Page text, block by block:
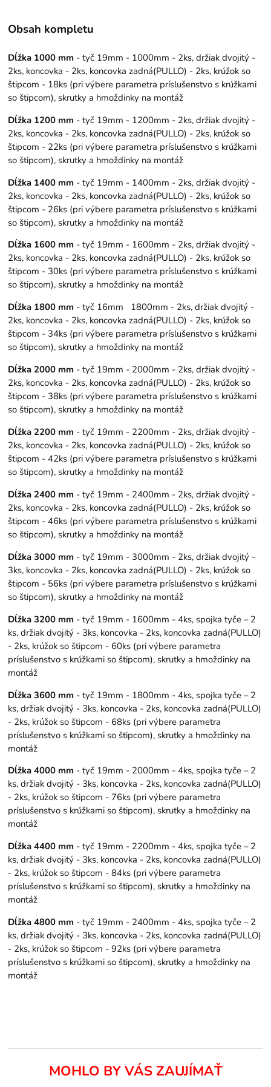
Obsah kompletu
Dĺžka 1000 mm - tyč 19mm - 1000mm - 2ks, držiak dvojitý -
2ks, koncovka - 2ks, koncovka zadná(PULLO) - 2ks, krúžok so
štipcom - 18ks (pri výbere parametra príslušenstvo s krúžkami
so štipcom), skrutky a hmoždinky na montáž
Dĺžka 1200 mm - tyč 19mm - 1200mm - 2ks, držiak dvojitý -
2ks, koncovka - 2ks, koncovka zadná(PULLO) - 2ks, krúžok so
štipcom - 22ks (pri výbere parametra príslušenstvo s krúžkami
so štipcom), skrutky a hmoždinky na montáž
Dĺžka 1400 mm - tyč 19mm - 1400mm - 2ks, držiak dvojitý -
2ks, koncovka - 2ks, koncovka zadná(PULLO) - 2ks, krúžok so
štipcom - 26ks (pri výbere parametra príslušenstvo s krúžkami
so štipcom), skrutky a hmoždinky na montáž
Dĺžka 1600 mm - tyč 19mm - 1600mm - 2ks, držiak dvojitý -
2ks, koncovka - 2ks, koncovka zadná(PULLO) - 2ks, krúžok so
štipcom - 30ks (pri výbere parametra príslušenstvo s krúžkami
so štipcom), skrutky a hmoždinky na montáž
Dĺžka 1800 mm - tyč 16mm 1800mm - 2ks, držiak dvojitý -
2ks, koncovka - 2ks, koncovka zadná(PULLO) - 2ks, krúžok so
štipcom - 34ks (pri výbere parametra príslušenstvo s krúžkami
so štipcom), skrutky a hmoždinky na montáž
Dĺžka 2000 mm - tyč 19mm - 2000mm - 2ks, držiak dvojitý -
2ks, koncovka - 2ks, koncovka zadná(PULLO) - 2ks, krúžok so
štipcom - 38ks (pri výbere parametra príslušenstvo s krúžkami
so štipcom), skrutky a hmoždinky na montáž
Dĺžka 2200 mm - tyč 19mm - 2200mm - 2ks, držiak dvojitý -
2ks, koncovka - 2ks, koncovka zadná(PULLO) - 2ks, krúžok so
štipcom - 42ks (pri výbere parametra príslušenstvo s krúžkami
so štipcom), skrutky a hmoždinky na montáž
Dĺžka 2400 mm - tyč 19mm - 2400mm - 2ks, držiak dvojitý -
2ks, koncovka - 2ks, koncovka zadná(PULLO) - 2ks, krúžok so
štipcom - 46ks (pri výbere parametra príslušenstvo s krúžkami
so štipcom), skrutky a hmoždinky na montáž
Dĺžka 3000 mm - tyč 19mm - 3000mm - 2ks, držiak dvojitý -
3ks, koncovka - 2ks, koncovka zadná(PULLO) - 2ks, krúžok so
štipcom - 56ks (pri výbere parametra príslušenstvo s krúžkami
so štipcom), skrutky a hmoždinky na montáž
Dĺžka 3200 mm - tyč 19mm - 1600mm - 4ks, spojka tyče – 2
ks, držiak dvojitý - 3ks, koncovka - 2ks, koncovka zadná(PULLO)
- 2ks, krúžok so štipcom - 60ks (pri výbere parametra
príslušenstvo s krúžkami so štipcom), skrutky a hmoždinky na
montáž
Dĺžka 3600 mm - tyč 19mm - 1800mm - 4ks, spojka tyče – 2
ks, držiak dvojitý - 3ks, koncovka - 2ks, koncovka zadná(PULLO)
- 2ks, krúžok so štipcom - 68ks (pri výbere parametra
príslušenstvo s krúžkami so štipcom), skrutky a hmoždinky na
montáž
Dĺžka 4000 mm - tyč 19mm - 2000mm - 4ks, spojka tyče – 2
ks, držiak dvojitý - 3ks, koncovka - 2ks, koncovka zadná(PULLO)
- 2ks, krúžok so štipcom - 76ks (pri výbere parametra
príslušenstvo s krúžkami so štipcom), skrutky a hmoždinky na
montáž
Dĺžka 4400 mm - tyč 19mm - 2200mm - 4ks, spojka tyče – 2
ks, držiak dvojitý - 3ks, koncovka - 2ks, koncovka zadná(PULLO)
- 2ks, krúžok so štipcom - 84ks (pri výbere parametra
príslušenstvo s krúžkami so štipcom), skrutky a hmoždinky na
montáž
Dĺžka 4800 mm - tyč 19mm - 2400mm - 4ks, spojka tyče – 2
ks, držiak dvojitý - 3ks, koncovka - 2ks, koncovka zadná(PULLO)
- 2ks, krúžok so štipcom - 92ks (pri výbere parametra
príslušenstvo s krúžkami so štipcom), skrutky a hmoždinky na
montáž
MOHLO BY VÁS ZAUJÍMAŤ